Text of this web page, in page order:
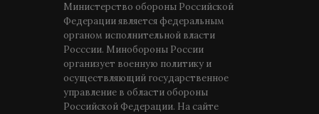
Министерство обороны Российской
Федерации является федеральным
органом исполнительной власти
Росссии. Минобороны России
организует военную политику и
осуществляющий государственное
управление в области обороны
Российской Федерации. На сайте